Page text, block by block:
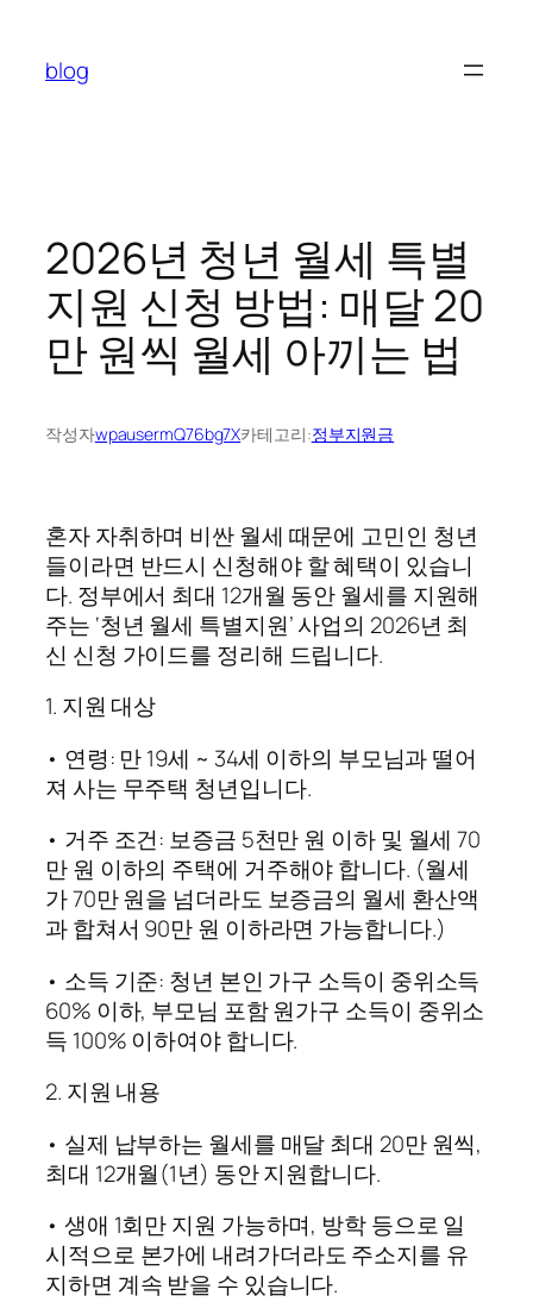
blog
2026년 청년 월세 특별
지원 신청 방법: 매달 20
만 원씩 월세 아끼는 법
작성자wpausermQ76bg7X카테고리:정부지원금
혼자 자취하며 비싼 월세 때문에 고민인 청년
들이라면 반드시 신청해야 할 혜택이 있습니
다. 정부에서 최대 12개월 동안 월세를 지원해
주는 ‘청년 월세 특별지원’ 사업의 2026년 최
신 신청 가이드를 정리해 드립니다.
1. 지원 대상
• 연령: 만 19세 ~ 34세 이하의 부모님과 떨어
져 사는 무주택 청년입니다.
• 거주 조건: 보증금 5천만 원 이하 및 월세 70
만 원 이하의 주택에 거주해야 합니다. (월세
가 70만 원을 넘더라도 보증금의 월세 환산액
과 합쳐서 90만 원 이하라면 가능합니다.)
• 소득 기준: 청년 본인 가구 소득이 중위소득
60% 이하, 부모님 포함 원가구 소득이 중위소
득 100% 이하여야 합니다.
2. 지원 내용
• 실제 납부하는 월세를 매달 최대 20만 원씩,
최대 12개월(1년) 동안 지원합니다.
• 생애 1회만 지원 가능하며, 방학 등으로 일
시적으로 본가에 내려가더라도 주소지를 유
지하면 계속 받을 수 있습니다.